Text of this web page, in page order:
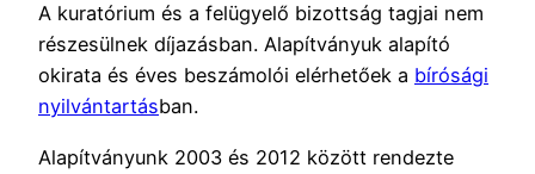
A kuratórium és a felügyelő bizottság tagjai nem
részesülnek díjazásban. Alapítványuk alapító
okirata és éves beszámolói elérhetőek a bírósági
nyilvántartásban.
Alapítványunk 2003 és 2012 között rendezte